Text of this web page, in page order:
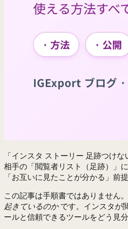
「インスタ ストーリー 足跡つけ
相手の「閲覧者リスト（足跡）」
「お互いに見たことが分かる」前
この記事は手順書ではありません
起きているのかです。インスタが
ールと信頼できるツールをどう見分